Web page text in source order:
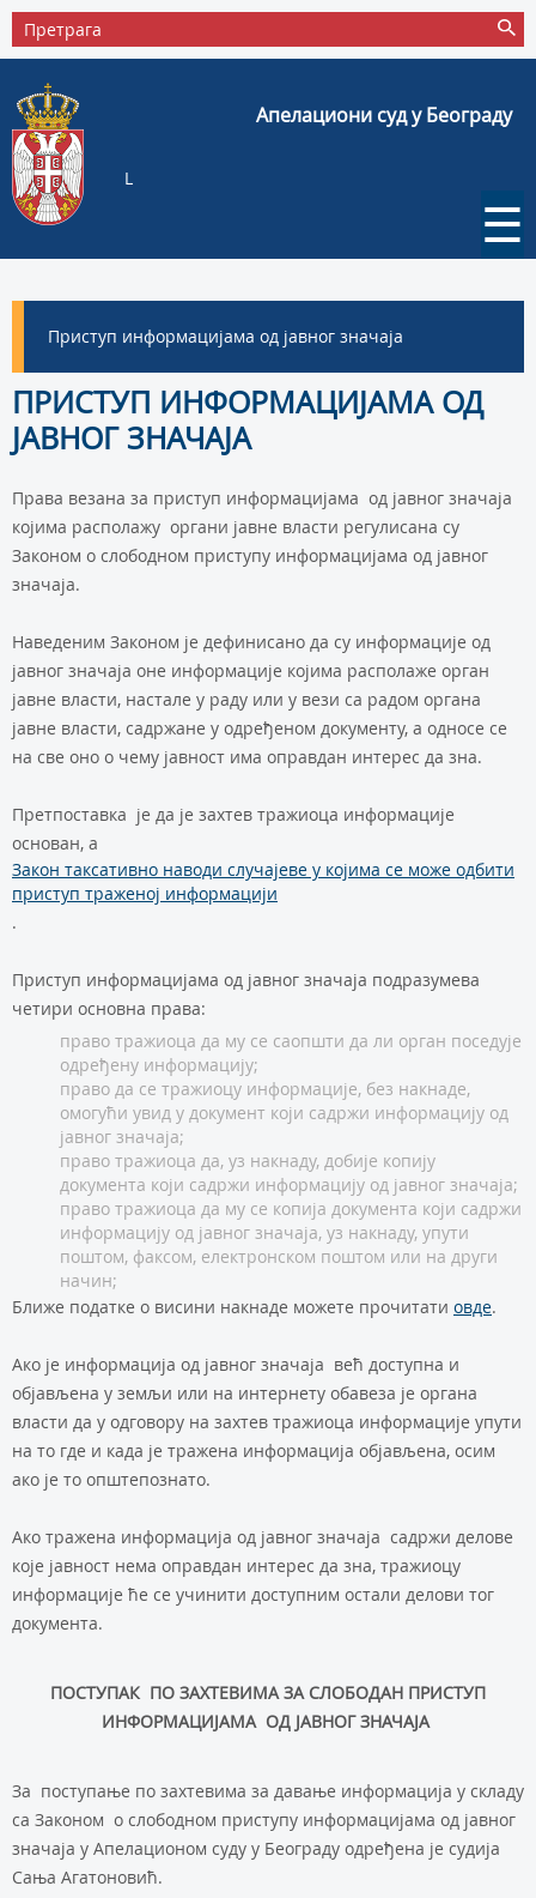
Апелациони суд у Београду
L
☰
Приступ информацијама од јавног значаја
ПРИСТУП ИНФОРМАЦИЈАМА ОД
ЈАВНОГ ЗНАЧАЈА
Права везана за приступ информацијама од јавног значаја
којима располажу органи јавне власти регулисана су
Законом о слободном приступу информацијама од јавног
значаја.
Наведеним Законом је дефинисано да су информације од
јавног значаја оне информације којима располаже орган
јавне власти, настале у раду или у вези са радом органа
јавне власти, садржане у одређеном документу, а односе се
на све оно о чему јавност има оправдан интерес да зна.
Претпоставка је да је захтев тражиоца информације
основан, а
Закон таксативно наводи случајеве у којима се може одбити
приступ траженој информацији
.
Приступ информацијама од јавног значаја подразумева
четири основна права:
право тражиоца да му се саопшти да ли орган поседује
одређену информацију;
право да се тражиоцу информације, без накнаде,
омогући увид у документ који садржи информацију од
јавног значаја;
право тражиоца да, уз накнаду, добије копију
документа који садржи информацију од јавног значаја;
право тражиоца да му се копија документа који садржи
информацију од јавног значаја, уз накнаду, упути
поштом, факсом, електронском поштом или на други
начин;
Ближе податке о висини накнаде можете прочитати овде.
Ако је информација од јавног значаја већ доступна и
објављена у земљи или на интернету обавеза је органа
власти да у одговору на захтев тражиоца информације упути
на то где и када је тражена информација објављена, осим
ако је то општепознато.
Ако тражена информација од јавног значаја садржи делове
које јавност нема оправдан интерес да зна, тражиоцу
информације ће се учинити доступним остали делови тог
документа.
ПОСТУПАК ПО ЗАХТЕВИМА ЗА СЛОБОДАН ПРИСТУП
ИНФОРМАЦИЈАМА ОД ЈАВНОГ ЗНАЧАЈА
За поступање по захтевима за давање информација у складу
са Законом о слободном приступу информацијама од јавног
значаја у Апелационом суду у Београду одређенa је судија
Сања Агатоновић.